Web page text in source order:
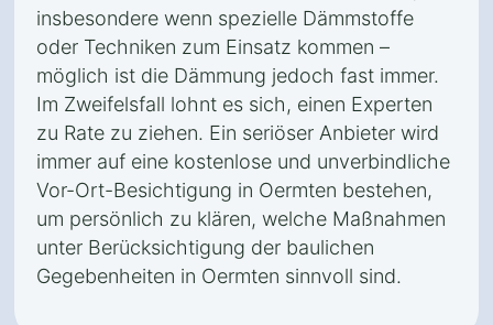
insbesondere wenn spezielle Dämmstoffe
oder Techniken zum Einsatz kommen –
möglich ist die Dämmung jedoch fast immer.
Im Zweifelsfall lohnt es sich, einen Experten
zu Rate zu ziehen. Ein seriöser Anbieter wird
immer auf eine kostenlose und unverbindliche
Vor-Ort-Besichtigung in Oermten bestehen,
um persönlich zu klären, welche Maßnahmen
unter Berücksichtigung der baulichen
Gegebenheiten in Oermten sinnvoll sind.